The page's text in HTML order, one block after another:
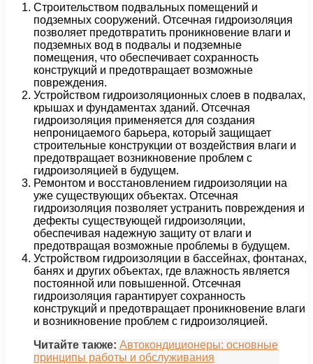
Строительством подвальных помещений и
подземных сооружений. Отсечная гидроизоляция
позволяет предотвратить проникновение влаги и
подземных вод в подвалы и подземные
помещения, что обеспечивает сохранность
конструкций и предотвращает возможные
повреждения.
Устройством гидроизоляционных слоев в подвалах,
крышах и фундаментах зданий. Отсечная
гидроизоляция применяется для создания
непроницаемого барьера, который защищает
строительные конструкции от воздействия влаги и
предотвращает возникновение проблем с
гидроизоляцией в будущем.
Ремонтом и восстановлением гидроизоляции на
уже существующих объектах. Отсечная
гидроизоляция позволяет устранить повреждения и
дефекты существующей гидроизоляции,
обеспечивая надежную защиту от влаги и
предотвращая возможные проблемы в будущем.
Устройством гидроизоляции в бассейнах, фонтанах,
банях и других объектах, где влажность является
постоянной или повышенной. Отсечная
гидроизоляция гарантирует сохранность
конструкций и предотвращает проникновение влаги
и возникновение проблем с гидроизоляцией.
Читайте также: Автокондиционеры: основные
принципы работы и обслуживания